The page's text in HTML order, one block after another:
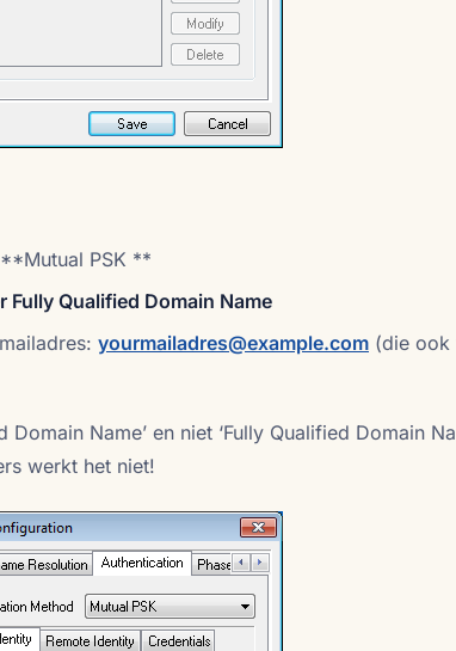
PSK **
Fully Qualified Domain Name
yourmailadres@example.com (die
Domain Name’ en niet ‘Fully Qualified Domain
werkt het niet!